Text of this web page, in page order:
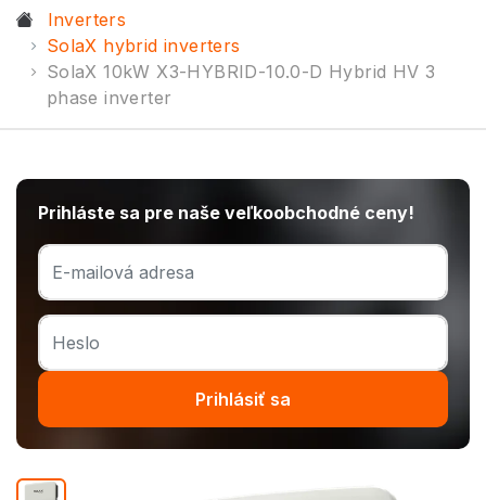
Inverters
SolaX hybrid inverters
SolaX 10kW X3-HYBRID-10.0-D Hybrid HV 3
phase inverter
Prihláste sa pre naše veľkoobchodné ceny!
Prihlásiť sa